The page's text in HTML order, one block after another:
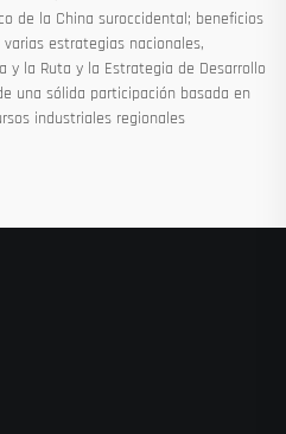
de la China suroccidental; beneficios
estrategias nacionales,
y la Ruta y la Estrategia de Desarrollo
una sólida participación basada en
industriales regionales